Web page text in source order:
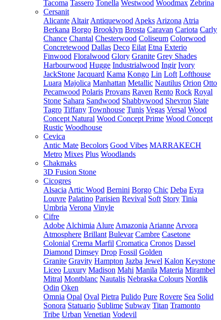
Tacoma Tassero Tonella Westwood Woodmax Zebrina
Cersanit
Alicante Altair Antiquewood Apeks Arizona Atria
Berkana Borgo Brooklyn Brosta Caravan Cariota Carly
Chance Chantal Chesterwood Coliseum Colorwood
Concretewood Dallas Deco Eilat Etna Exterio
Finwood Floralwood Glory Granite Grey Shades
Harbourwood Hugge Industrialwood Ingir Ivory
JackStone Jacquard Kama Kongo Lin Loft Lofthouse
Luara Majolica Manhattan Metallic Nautilus Orion Otto
Pecanwood Polaris Provans Raven Rento Rock Royal
Stone Sahara Sandwood Shabbywood Shevron Slate
Tagro Tiffany Townhouse Tunis Vegas Versal Wood
Concept Natural Wood Concept Prime Wood Concept
Rustic Woodhouse
Cevica
Antic Mate Becolors Good Vibes MARRAKECH
Metro Mixes Plus Woodlands
Chakmaks
3D Fusion Stone
Cicogres
Alsacia Artic Wood Bernini Borgo Chic Deba Eyra
Louvre Palatino Parisien Revival Soft Story Tinia
Umbria Verona Vinyle
Cifre
Adobe Alchimia Alure Amazonia Arianne Arvora
Atmosphere Brillant Bulevar Cambre Casetone
Colonial Crema Marfil Cromatica Cronos Dassel
Diamond Dimsey Drop Fossil Golden
Granite Gravity Hampton Jazba Jewel Kalon Keystone
Liceo Luxury Madison Mahi Manila Materia Mirambel
Mitral Montblanc Nautalis Nebraska Colours Nordik
Odin Oken
Omnia Opal Oval Pietra Pulido Pure Rovere Sea Solid
Sonora Statuario Sublime Subway Titan Tramonto
Tribe Urban Venetian Vodevil